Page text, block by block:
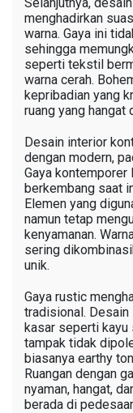
menghadirkan
warna. Gaya ini
sehingga
seperti tekstil
warna cerah.
kepribadian yang
ruang yang hangat
Desain interior
dengan modern,
Gaya
berkembang saat
Elemen yang
namun tetap
kenyamanan.
sering
unik.
Gaya rustic
tradisional. Desain
kasar seperti kayu
tampak tidak
biasanya earthy
Ruangan dengan
nyaman, hangat,
berada di